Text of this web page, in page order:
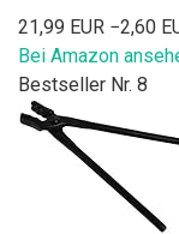
21,99 EUR −2,60
Bei Amazon
Bestseller Nr. 8